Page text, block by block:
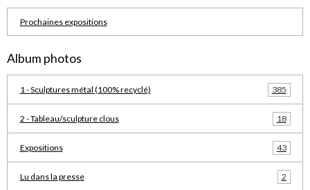
Prochaines expositions
Album photos
1 - Sculptures métal (100% recyclé) 385
2 - Tableau/sculpture clous 18
Expositions 43
Lu dans la presse 2